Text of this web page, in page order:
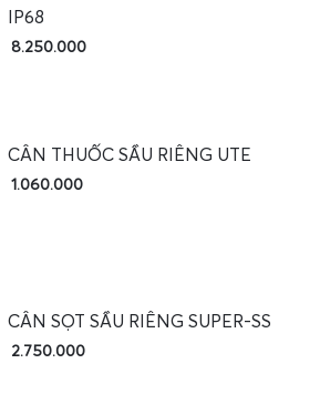
cho toàn bộ khung và mặt bàn cân
riêng và kho lạnh:
nhẵn, ít bám nhựa trái cây, dễ lau
IP68
8.250.000
CÂN THUỐC SẦU RIÊNG UTE
1.060.000
CÂN SỌT SẦU RIÊNG SUPER-SS
2.750.000